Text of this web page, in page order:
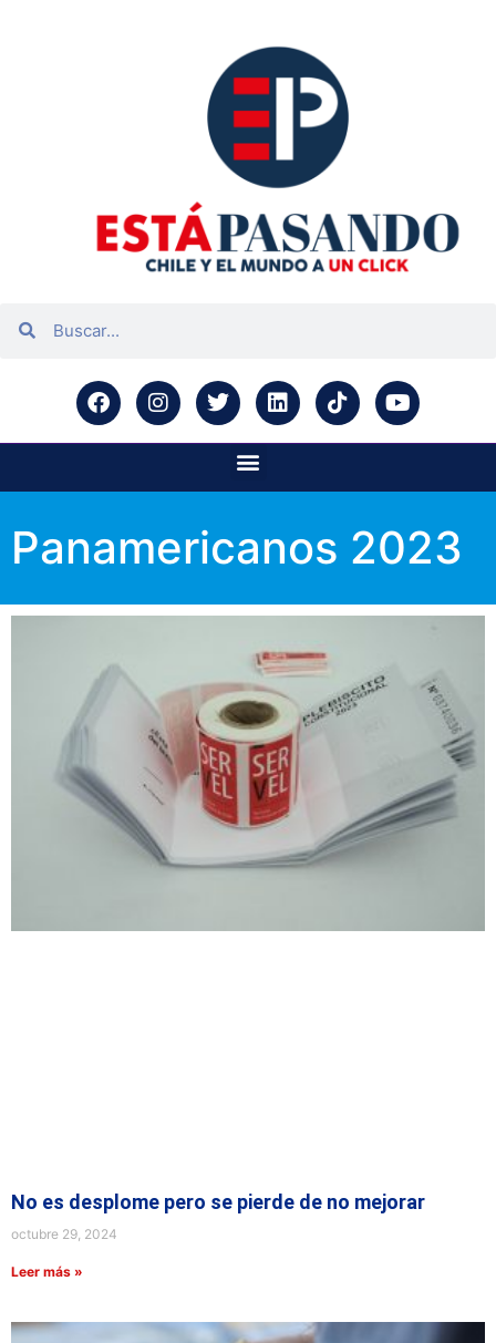
Panamericanos 2023
No es desplome pero se pierde de no mejorar
octubre 29, 2024
Leer más »